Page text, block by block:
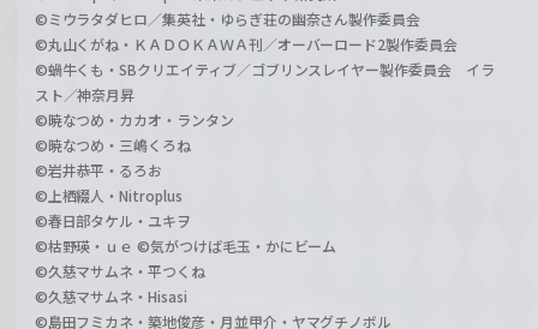
©ミウラタダヒロ／集英社・ゆらぎ荘の幽奈さん製作委員会
©丸山くがね・ＫＡＤＯＫＡＷＡ刊／オーバーロード2製作委員会
©蝸牛くも・SBクリエイティブ／ゴブリンスレイヤー製作委員会 イラ
スト／神奈月昇
©暁なつめ・カカオ・ランタン
©暁なつめ・三嶋くろね
©岩井恭平・るろお
©上栖綴人・Nitroplus
©春日部タケル・ユキヲ
©枯野瑛・ｕｅ ©気がつけば毛玉・かにビーム
©久慈マサムネ・平つくね
©久慈マサムネ・Hisasi
©島田フミカネ・築地俊彦・月並甲介・ヤマグチノボル